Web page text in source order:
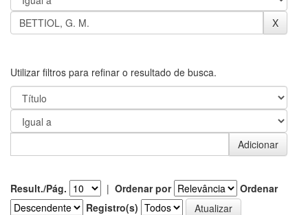
Utilizar filtros para refinar o resultado de busca.
Result./Pág. | Ordenar por
Ordenar
Registro(s)